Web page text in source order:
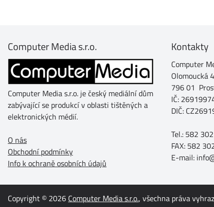
Computer Media s.r.o.
Computer Media s.r.o. je český mediální dům
zabývající se produkcí v oblasti tištěných a
elektronických médií.
O nás
Obchodní podmínky
Info k ochraně osobních údajů
Kontakty
Computer
Olomoucká
796 01
IČ:
DIČ:
Tel.: 582
FAX: 582
E-mail:
Copyright © 2026 Computer Media s.r.o., všechna práva